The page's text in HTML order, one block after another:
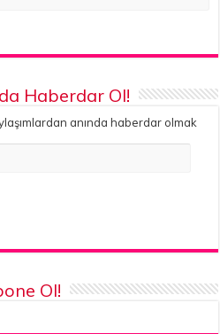
Haberdar Ol!
anında haberdar olmak
Ol!